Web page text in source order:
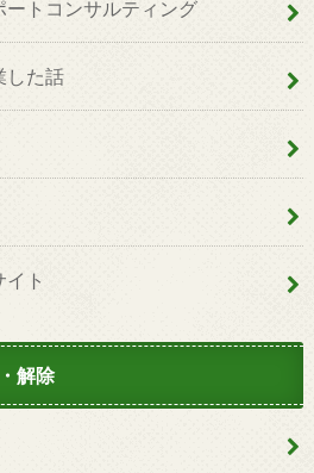
ートコンサルティング
した話
ト
解除